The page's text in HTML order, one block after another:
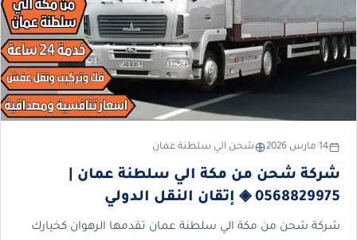
14 مارس 2026 شحن الي سلطنة عمان
شركة شحن من مكة الي سلطنة عمان |
0568829975 ◈ إتقان النقل الدولي
شركة شحن من مكة الي سلطنة عمان تقدمها الرهوان كخيارك